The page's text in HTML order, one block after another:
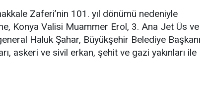
Zaferi’nin 101. yıl dönümü nedeniyle
Konya Valisi Muammer Erol, 3. Ana Jet Üs ve
Haluk Şahar, Büyükşehir Belediye Başkanı
askeri ve sivil erkan, şehit ve gazi yakınları ile